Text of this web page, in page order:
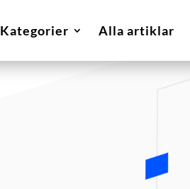
Kategorier Alla artiklar